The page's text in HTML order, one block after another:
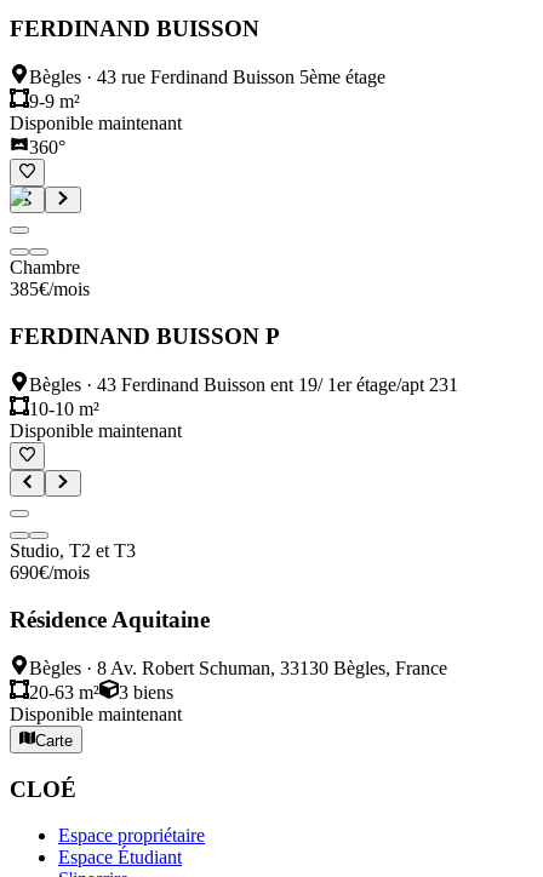
FERDINAND BUISSON
Bègles · 43 rue Ferdinand Buisson 5ème étage
9-9 m²
Disponible maintenant
360°
Chambre
385€/mois
FERDINAND BUISSON P
Bègles · 43 Ferdinand Buisson ent 19/ 1er étage/apt 231
10-10 m²
Disponible maintenant
Studio, T2 et T3
690€/mois
Résidence Aquitaine
Bègles · 8 Av. Robert Schuman, 33130 Bègles, France
20-63 m²
3 biens
Disponible maintenant
Carte
CLOÉ
Espace propriétaire
Espace Étudiant